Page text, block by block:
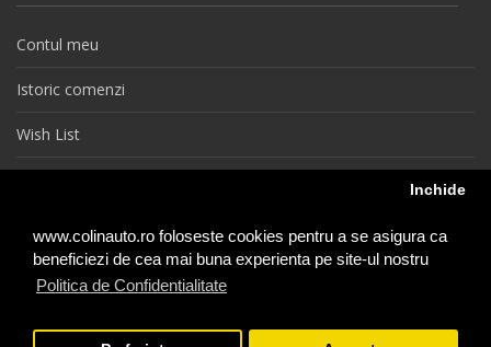
www.colinauto.ro foloseste cookies pentru a se asigura ca
beneficiezi de cea mai buna experienta pe site-ul nostru
Politica de Confidentialitate
Inchide
Contul meu
Istoric comenzi
Wish List